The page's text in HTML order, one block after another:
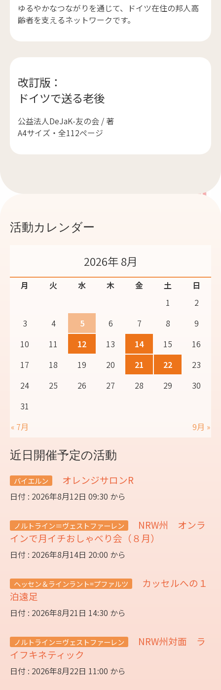
ゆるやかなつながりを通じて、ドイツ在住の邦人高
齢者を支えるネットワークです。
改訂版：
ドイツで送る老後
公益法人DeJaK-友の会 / 著
A4サイズ・全112ページ
活動カレンダー
2026年 8月
月 火 水 木 金 土
日
1
2
3
4 5 6 7 8
9
10
11 12 13 14 15
16
17
18 19 20 21 22
23
24
25 26 27 28 29
30
31
« 7月
9月 »
近日開催予定の活動
バイエルン オレンジサロンR
日付 : 2026年8月12日 09:30 から
ノルトライン＝ヴェストファーレン
NRW州 オンラ
インで月イチおしゃべり会（８月）
日付 : 2026年8月14日 20:00 から
ヘッセン＆ラインラント=プファルツ
カッセルへの１
泊遠足
日付 : 2026年8月21日 14:30 から
ノルトライン＝ヴェストファーレン
NRW州対面 ラ
イフキネティック
日付 : 2026年8月22日 11:00 から